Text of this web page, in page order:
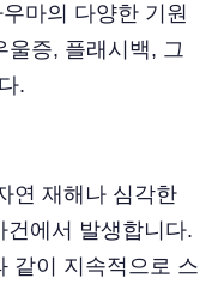
마의 다양한 기원
울증, 플래시백, 그
.
연 재해나 심각한
건에서 발생합니다.
같이 지속적으로 스